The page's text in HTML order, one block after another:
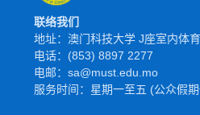
联络我们
地址：澳门科技大学 J座室内体
电话：(853) 8897 2277
电邮：sa@must.edu.mo
服务时间：星期一至五 (公众假